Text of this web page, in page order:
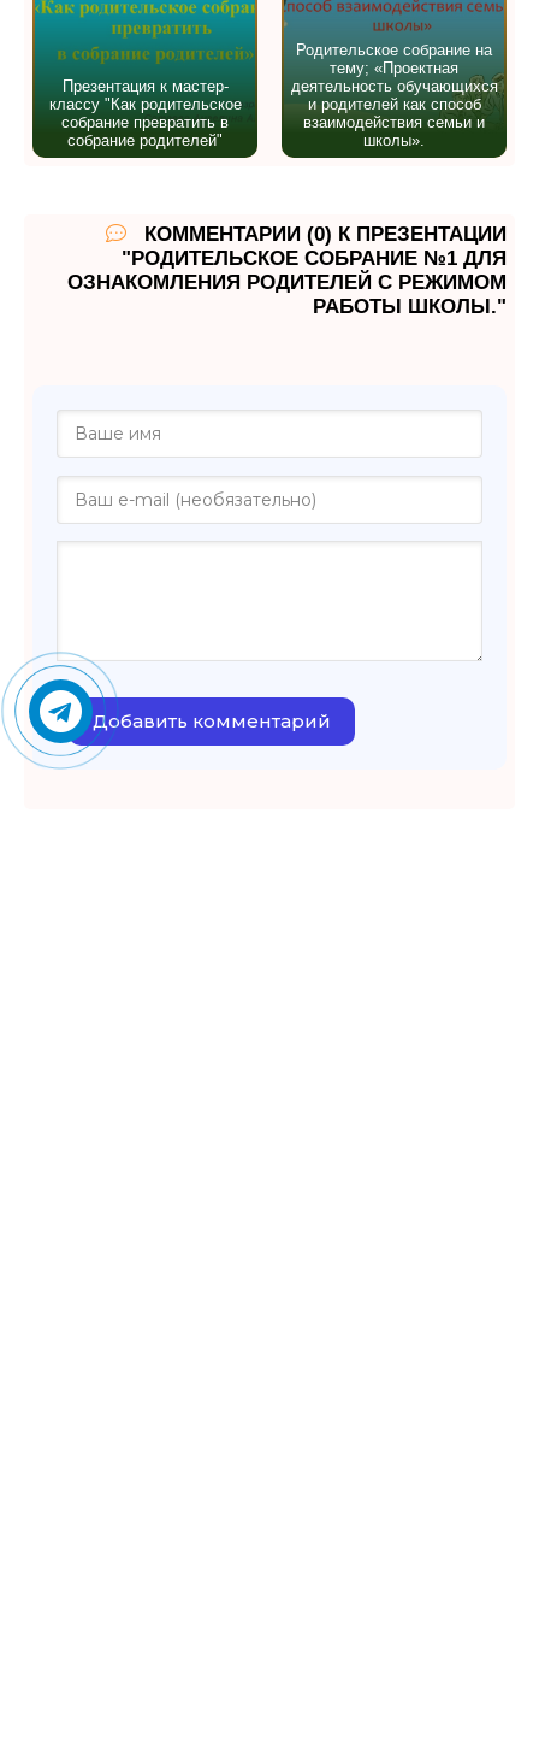
Презентация к мастер-
классу "Как родительское
собрание превратить в
собрание родителей"
Родительское собрание на
тему; «Проектная
деятельность обучающихся
и родителей как способ
взаимодействия семьи и
школы».
КОММЕНТАРИИ (0) К ПРЕЗЕНТАЦИИ
"РОДИТЕЛЬСКОЕ СОБРАНИЕ №1 ДЛЯ
ОЗНАКОМЛЕНИЯ РОДИТЕЛЕЙ С РЕЖИМОМ
РАБОТЫ ШКОЛЫ."
Добавить комментарий